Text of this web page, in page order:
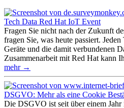
Tech Data Red Hat IoT Event
Fragen Sie nicht nach der Zukunft
fragen Sie, was heute passiert.
Geräte und die damit verbundenen
Zusammenarbeit mit Red Hat kann
mehr →
DSGVO: Mehr als eine Cookie
Die DSGVO ist seit über einem